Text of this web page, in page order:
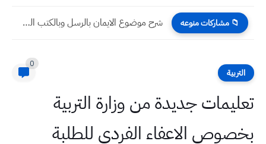
📁 مشاركات منوعه شرح موضوع الايمان بالرسل وبالكتب السماوية سؤال وجواب التربية الاسلامية...
التربية
0
تعليمات جديدة من وزارة التربية
بخصوص الاعفاء الفردي للطلبة